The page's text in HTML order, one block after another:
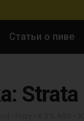
Статьи о пиве
Strata